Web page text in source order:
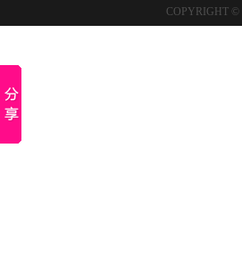
COPYRIGHT ©